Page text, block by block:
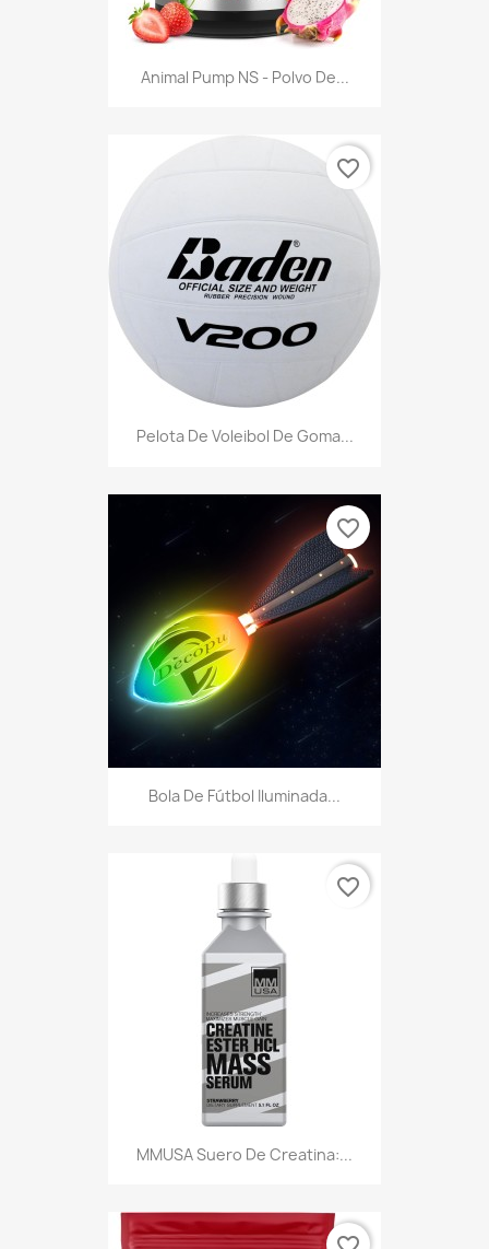
Animal Pump NS - Polvo De...
Pelota De Voleibol De Goma...
favorite_border
Bola De Fútbol Iluminada...
favorite_border
MMUSA Suero De Creatina:...
favorite_border